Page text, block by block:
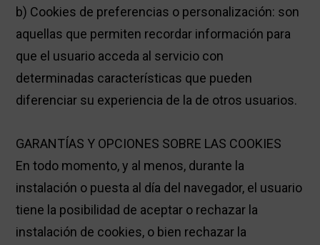
b) Cookies de preferencias o personalización: son
aquellas que permiten recordar información para
que el usuario acceda al servicio con
determinadas características que pueden
diferenciar su experiencia de la de otros usuarios.
GARANTÍAS Y OPCIONES SOBRE LAS COOKIES
En todo momento, y al menos, durante la
instalación o puesta al día del navegador, el usuario
tiene la posibilidad de aceptar o rechazar la
instalación de cookies, o bien rechazar la